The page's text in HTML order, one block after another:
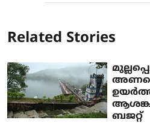
Related Stories
ആശങ്ക
ബജറ്റ്